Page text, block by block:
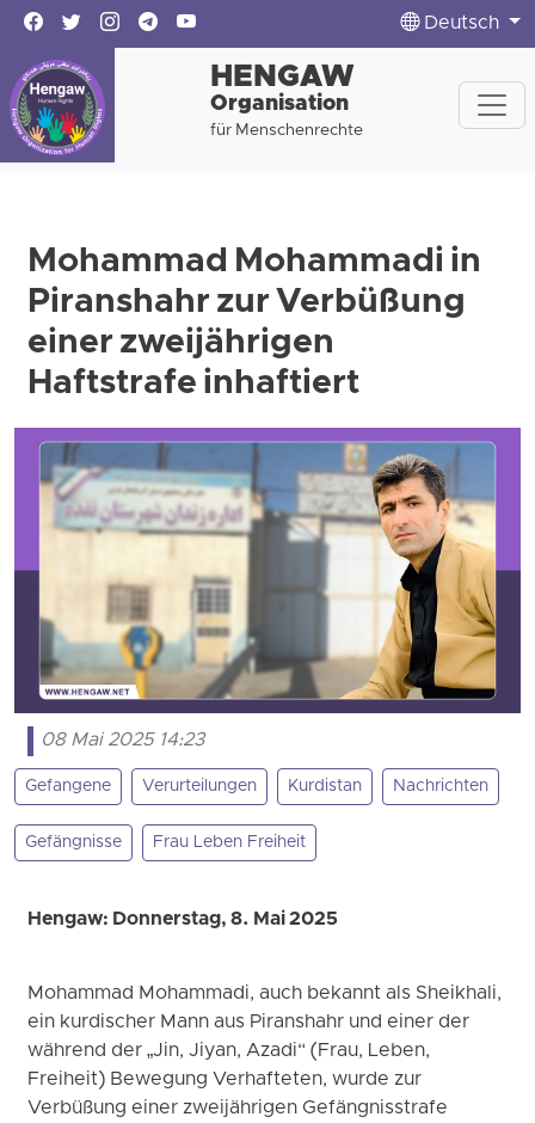
Deutsch
HENGAW
Organisation
für Menschenrechte
Mohammad Mohammadi in
Piranshahr zur Verbüßung
einer zweijährigen
Haftstrafe inhaftiert
08 Mai 2025 14:23
Gefangene Verurteilungen Kurdistan Nachrichten
Gefängnisse Frau Leben Freiheit
Hengaw: Donnerstag, 8. Mai 2025
Mohammad Mohammadi, auch bekannt als Sheikhali,
ein kurdischer Mann aus Piranshahr und einer der
während der „Jin, Jiyan, Azadi“ (Frau, Leben,
Freiheit) Bewegung Verhafteten, wurde zur
Verbüßung einer zweijährigen Gefängnisstrafe